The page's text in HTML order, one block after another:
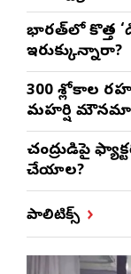
భారత్‌లో కొత్త
ఇరుక్కున్నారా?
300 శ్లోకాల
మహర్షి
చంద్రుడిపై
చేయాలని?
పాలిటిక్స్